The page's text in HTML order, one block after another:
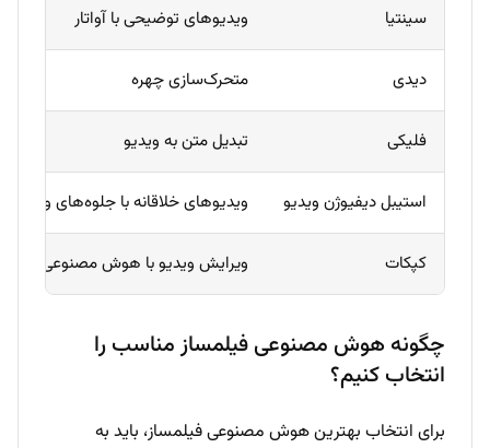
سینتیا ویدیوهای توضیحی با آواتار
دیدی متحرک‌سازی چهره
فلیکی تبدیل متن به ویدیو
استیبل دیفیوژن ویدیو ویدیوهای خلاقانه با جلوه‌های ویژه
کپکات ویرایش ویدیو با هوش مصنوعی
چگونه هوش مصنوعی فیلمساز مناسب را
انتخاب کنیم؟
برای انتخاب بهترین هوش مصنوعی فیلمساز، باید به